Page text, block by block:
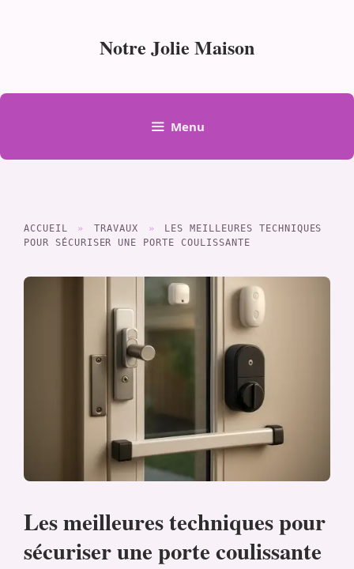
Notre Jolie Maison
Menu
ACCUEIL » TRAVAUX »
LES MEILLEURES TECHNIQUES
POUR SÉCURISER UNE PORTE COULISSANTE
Les meilleures techniques pour
sécuriser une porte coulissante